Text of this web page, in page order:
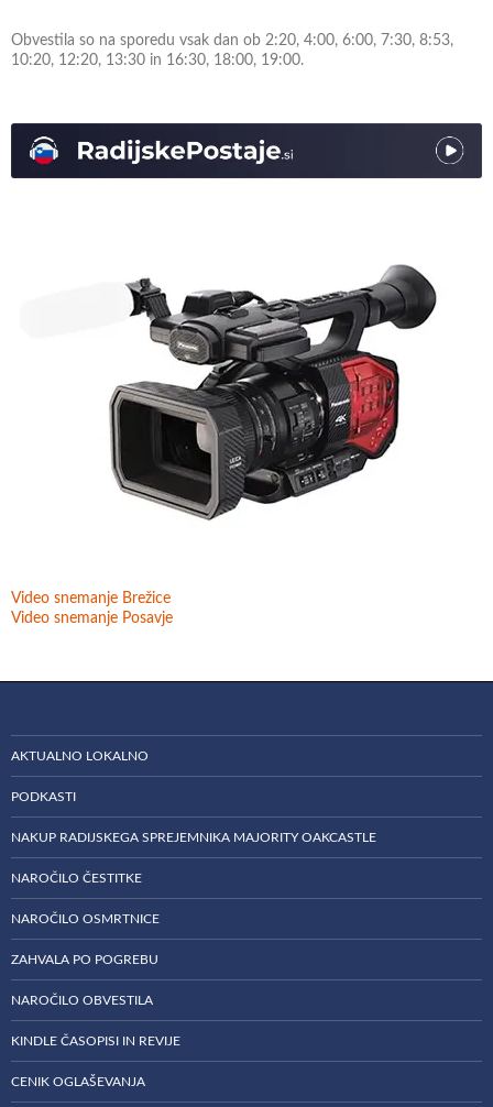
Obvestila so na sporedu vsak dan ob 2:20, 4:00, 6:00, 7:30, 8:53,
10:20, 12:20, 13:30 in 16:30, 18:00, 19:00.
Video snemanje Brežice
Video snemanje Posavje
AKTUALNO LOKALNO
PODKASTI
NAKUP RADIJSKEGA SPREJEMNIKA MAJORITY OAKCASTLE
NAROČILO ČESTITKE
NAROČILO OSMRTNICE
ZAHVALA PO POGREBU
NAROČILO OBVESTILA
KINDLE ČASOPISI IN REVIJE
CENIK OGLAŠEVANJA